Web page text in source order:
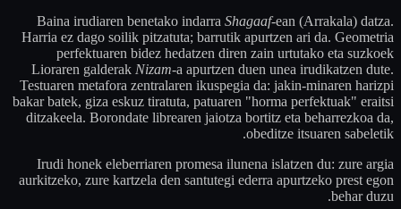
Baina irudiaren benetako indarra Shagaaf-ean (Arrakala) datza.
Harria ez dago soilik pitzatuta; barrutik apurtzen ari da. Geometria
perfektuaren bidez hedatzen diren zain urtutako eta suzkoek
Lioraren galderak Nizam-a apurtzen duen unea irudikatzen dute.
Testuaren metafora zentralaren ikuspegia da: jakin-minaren harizpi
bakar batek, giza eskuz tiratuta, patuaren "horma perfektuak" eraitsi
ditzakeela. Borondate librearen jaiotza bortitz eta beharrezkoa da,
obeditze itsuaren sabeletik.
Irudi honek eleberriaren promesa ilunena islatzen du: zure argia
aurkitzeko, zure kartzela den santutegi ederra apurtzeko prest egon
behar duzu.